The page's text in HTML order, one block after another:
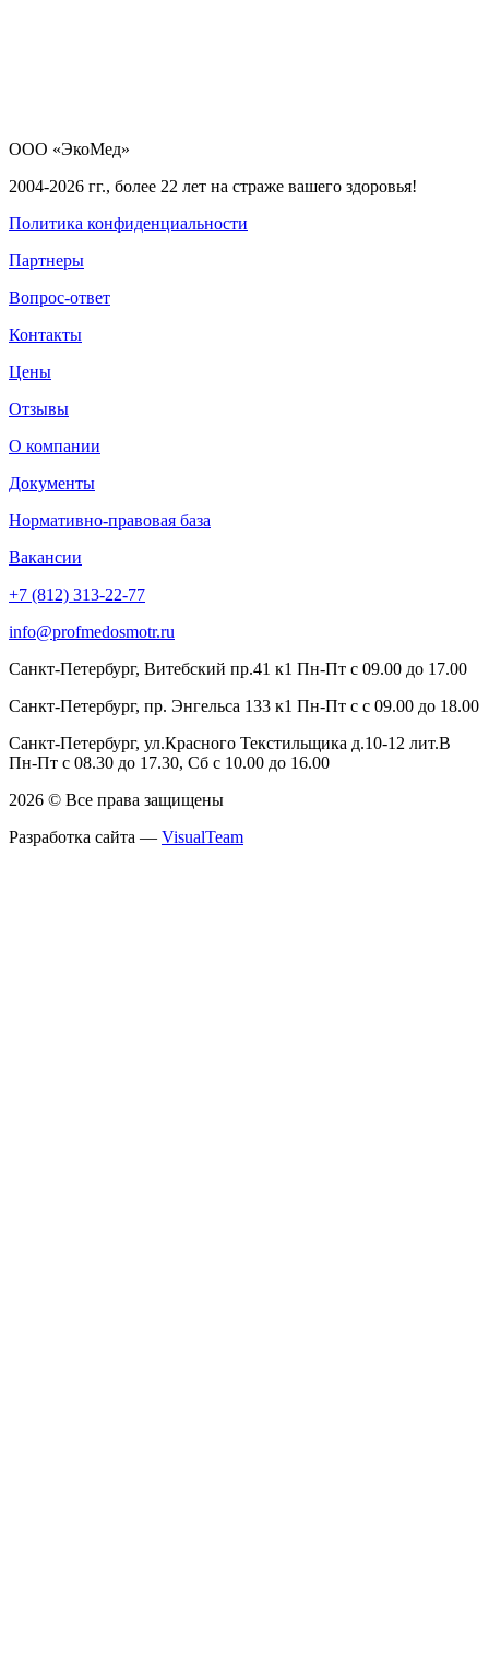
ООО «ЭкоМед»
2004-2026 гг., более 22 лет на страже вашего здоровья!
Политика конфиденциальности
Партнеры
Вопрос-ответ
Контакты
Цены
Отзывы
О компании
Документы
Нормативно-правовая база
Вакансии
+7 (812) 313-22-77
info@profmedosmotr.ru
Санкт-Петербург, Витебский пр.41 к1 Пн-Пт с 09.00 до 17.00
Санкт-Петербург, пр. Энгельса 133 к1 Пн-Пт с с 09.00 до 18.00
Санкт-Петербург, ул.Красного Текстильщика д.10-12 лит.В
Пн-Пт с 08.30 до 17.30, Сб с 10.00 до 16.00
2026 © Все права защищены
Разработка сайта — VisualTeam